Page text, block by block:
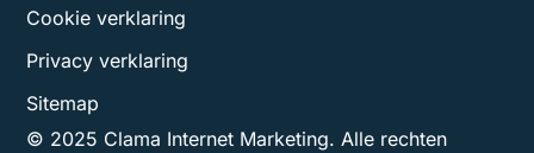
© 2025 Clama Internet Marketing. Alle rechten
Cookie verklaring
Privacy verklaring
Sitemap